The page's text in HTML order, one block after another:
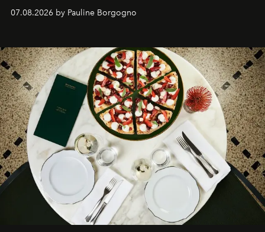
expertise se rencontrent.
07.08.2026 by Pauline Borgogno